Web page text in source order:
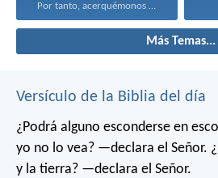
Por tanto, acerquémonos con...
Más Temas...
Versículo de la Biblia del día
¿Podrá alguno esconderse en
yo no lo vea? —declara el Señor.
y la tierra? —declara el Señor.